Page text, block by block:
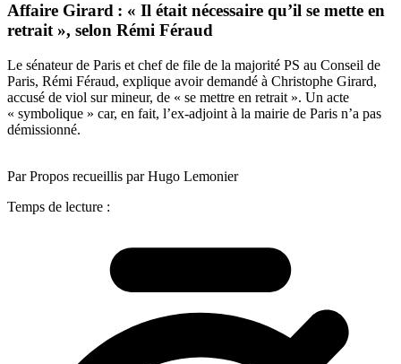
Affaire Girard : « Il était nécessaire qu’il se mette en
retrait », selon Rémi Féraud
Le sénateur de Paris et chef de file de la majorité PS au Conseil de
Paris, Rémi Féraud, explique avoir demandé à Christophe Girard,
accusé de viol sur mineur, de « se mettre en retrait ». Un acte
« symbolique » car, en fait, l’ex-adjoint à la mairie de Paris n’a pas
démissionné.
Par Propos recueillis par Hugo Lemonier
Temps de lecture :